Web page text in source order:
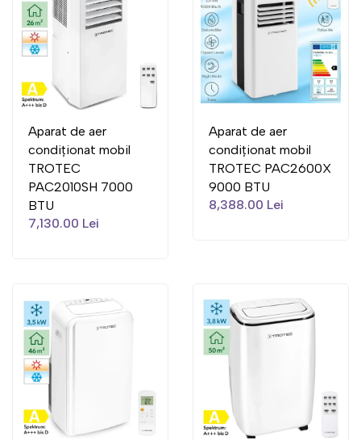
Aparat de aer
condiționat mobil
TROTEC
PAC2010SH 7000
BTU
7,130.00 Lei
Aparat de aer
condiționat mobil
TROTEC PAC2600X
9000 BTU
8,388.00 Lei